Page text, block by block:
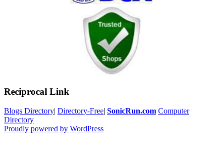
Reciprocal Link
Blogs Directory| Directory-Free| SonicRun.com Computer
Directory
Proudly powered by WordPress